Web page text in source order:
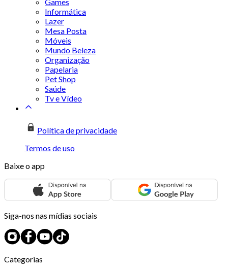
Informática
Lazer
Mesa Posta
Móveis
Mundo Beleza
Organização
Papelaria
Pet Shop
Saúde
Tv e Vídeo
Política de privacidade
Termos de uso
Baixe o app
Siga-nos nas mídias sociais
Categorias